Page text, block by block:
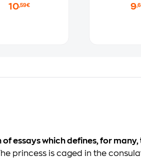
10,59€ 9
essays which defines, for
princess is caged in the